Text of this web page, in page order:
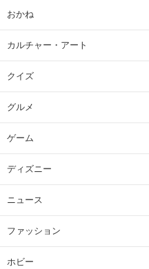
おかね
カルチャー・アート
クイズ
グルメ
ゲーム
ディズニー
ニュース
ファッション
ホビー